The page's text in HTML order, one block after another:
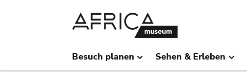
Besuch planen Sehen & Erleben